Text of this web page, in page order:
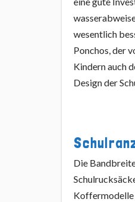
wesentlich
Ponchos, der
Kindern auch
Design der
Die
Koffermodelle